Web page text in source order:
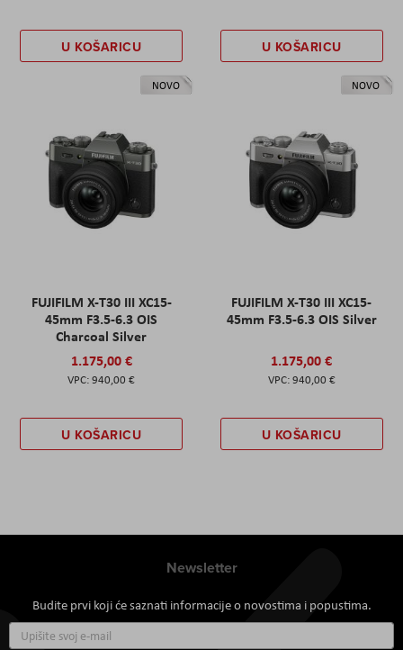
U KOŠARICU U KOŠARICU
NOVO
FUJIFILM X-T30 III XC15-
45mm F3.5-6.3 OIS
Charcoal Silver
1.175,00 €
940,00 €
U KOŠARICU
NOVO
FUJIFILM X-T30 III XC15-
45mm F3.5-6.3 OIS Silver
1.175,00 €
940,00 €
U KOŠARICU
Newsletter
Budite prvi koji će saznati informacije o novostima i popustima.
se